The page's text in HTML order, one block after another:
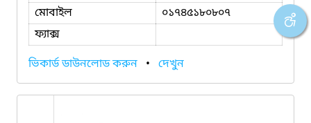
মোবাইল
০১৭৪৫১৮০৮০৭
ফ্যাক্স
ভিকার্ড ডাউনলোড করুন • দেখুন